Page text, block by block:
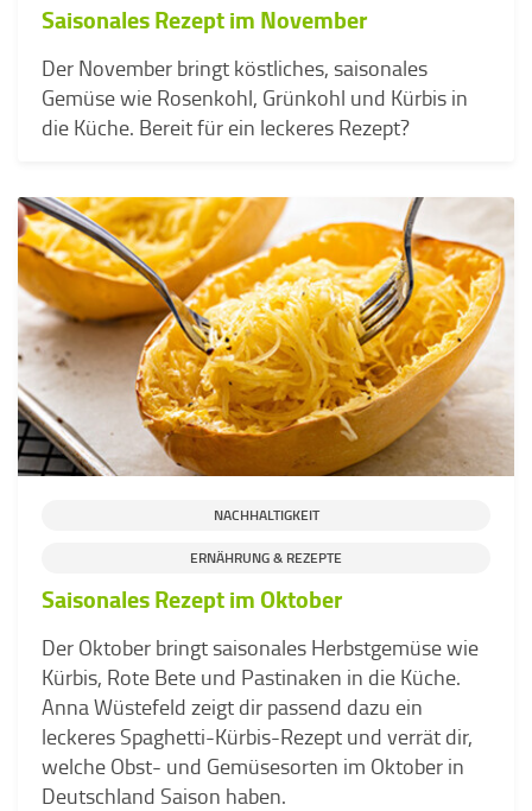
Saisonales Rezept im November
Der November bringt köstliches, saisonales
Gemüse wie Rosenkohl, Grünkohl und Kürbis in
die Küche. Bereit für ein leckeres Rezept?
NACHHALTIGKEIT
ERNÄHRUNG & REZEPTE
Saisonales Rezept im Oktober
Der Oktober bringt saisonales Herbstgemüse wie
Kürbis, Rote Bete und Pastinaken in die Küche.
Anna Wüstefeld zeigt dir passend dazu ein
leckeres Spaghetti-Kürbis-Rezept und verrät dir,
welche Obst- und Gemüsesorten im Oktober in
Deutschland Saison haben.